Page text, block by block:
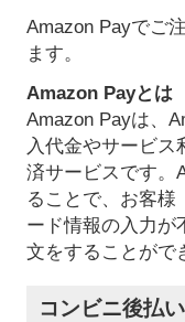
Amazon Payでご
ます。
Amazon Payとは
Amazon Payは、
入代金やサービス
済サービスです。
ることで、お客様
ード情報の入力が
文をすることがで
コンビニ後払い